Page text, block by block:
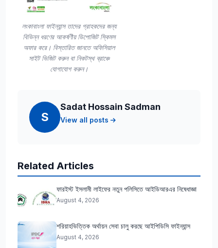
লংকাবাংলা ফাইন্যান্স তাদের গ্রাহকদের জন্য
বিভিন্ন ধরণের আকর্ষণীয় ডিপোজিট স্কিমস
অফার করে। বিস্তারিত জানতে অফিসিয়াল
সাইট ভিজিট করুন বা নিকটস্থ ব্রাঞ্চে
যোগাযোগ করুন।
S
Sadat Hossain Sadman
View all posts
Related Articles
ফারইস্ট ইসলামী লাইফের নতুন পলিসিতে আইডিআরএর নিষেধাজ্ঞা
August 4, 2026
শরিয়াহভিত্তিক অর্থায়ন সেবা চালু করছে আইপিডিসি ফাইন্যান্স
August 4, 2026